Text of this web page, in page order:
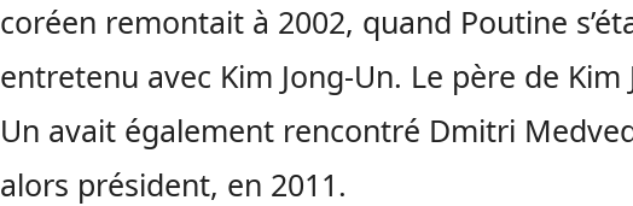
coréen remontait à 2002, quand Poutine
entretenu avec Kim Jong-Un. Le père de Kim
Un avait également rencontré Dmitri
alors président, en 2011.